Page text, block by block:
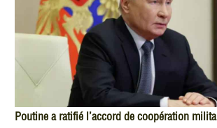
Poutine a ratifié l’accord de coopération